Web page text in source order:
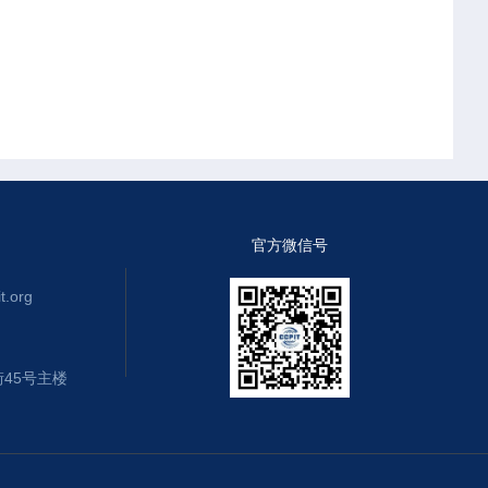
号主楼
官方微信号